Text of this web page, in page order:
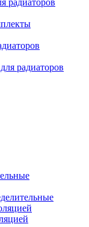
радиаторов
радиаторов